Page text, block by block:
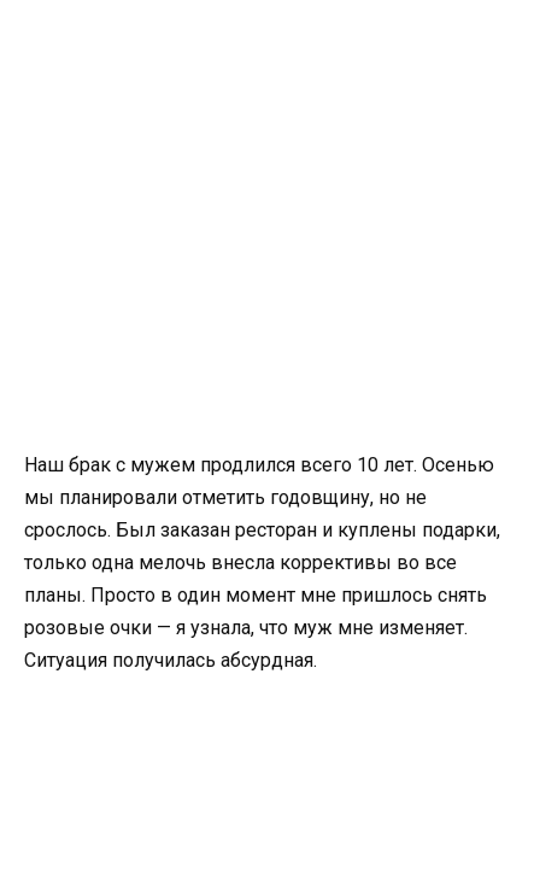
Наш брак с мужем продлился всего 10 лет. Осенью
мы планировали отметить годовщину, но не
срослось. Был заказан ресторан и куплены подарки,
только одна мелочь внесла коррективы во все
планы. Просто в один момент мне пришлось снять
розовые очки — я узнала, что муж мне изменяет.
Ситуация получилась абсурдная.